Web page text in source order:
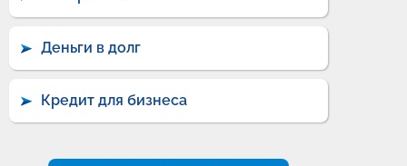
Деньги в долг
Кредит для бизнеса